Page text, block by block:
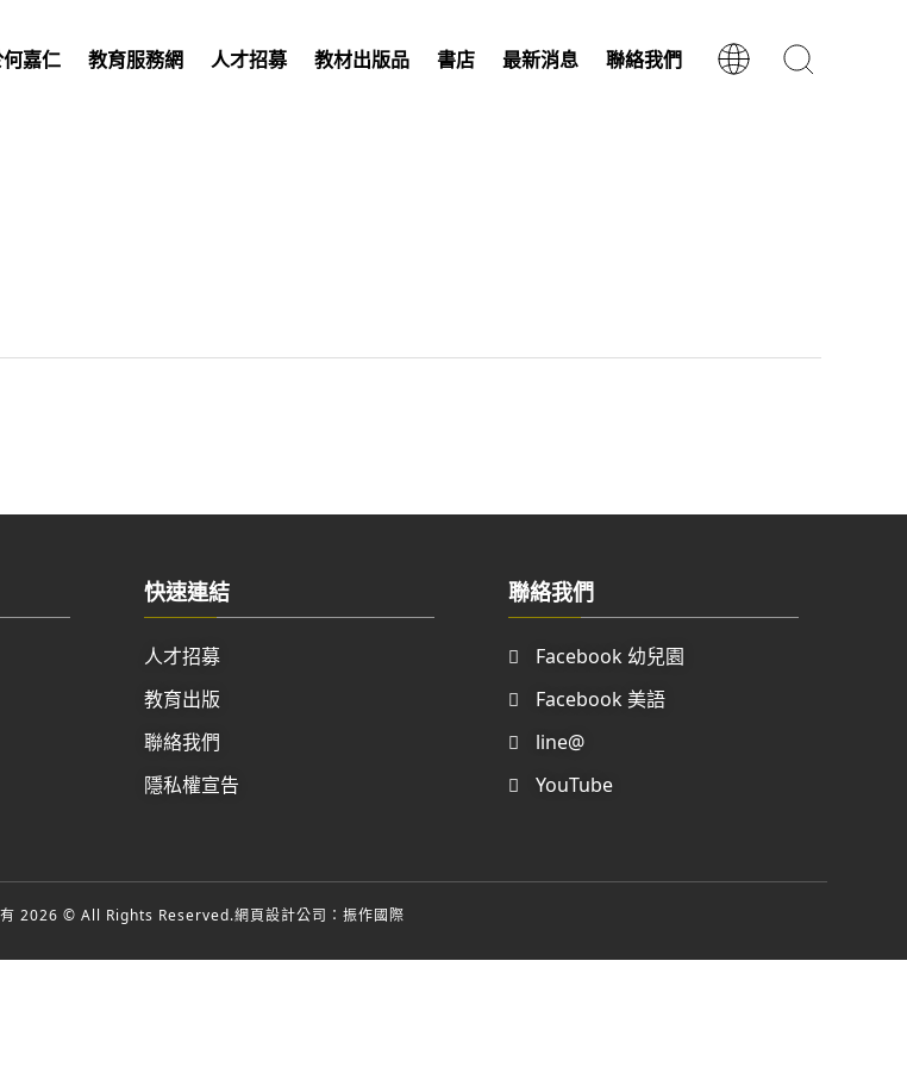
嘉仁 教育服務網 人才招募 教材出版品 書店 最新消息 聯絡我們
快速連結
人才招募
教育出版
聯絡我們
隱私權宣告
聯絡我們
Facebook 幼兒園
Facebook 美語
line@
YouTube
有 2026 © All Rights Reserved.網頁設計公司 ：振作國際